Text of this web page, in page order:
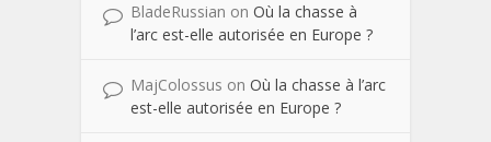
BladeRussian on Où la chasse à
l’arc est-elle autorisée en Europe ?
MajColossus on Où la chasse à l’arc
est-elle autorisée en Europe ?